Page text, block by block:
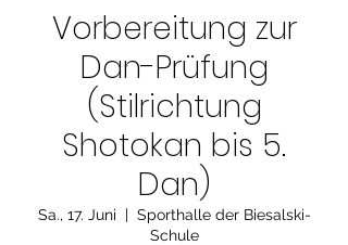
Vorbereitung zur
Dan-Prüfung
(Stilrichtung
Shotokan bis 5.
Dan)
Sa., 17. Juni
  |
Sporthalle der Biesalski-
Schule